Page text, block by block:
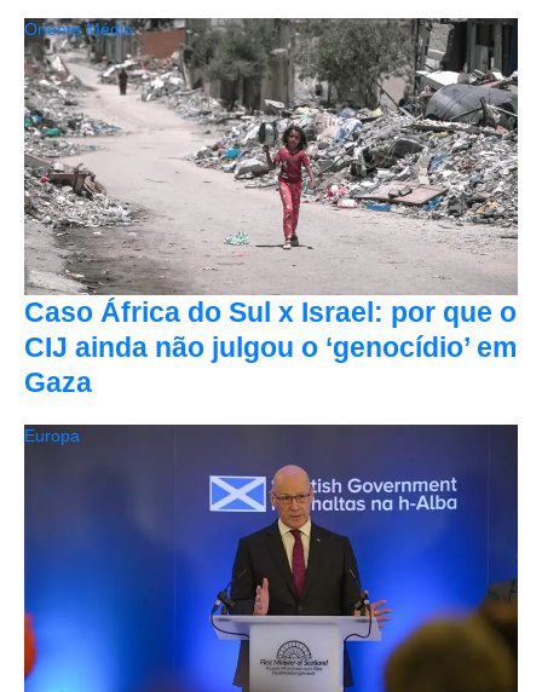
Caso África do Sul x Israel: por que o
CIJ ainda não julgou o ‘genocídio’ em
Gaza
Oriente Médio
Europa